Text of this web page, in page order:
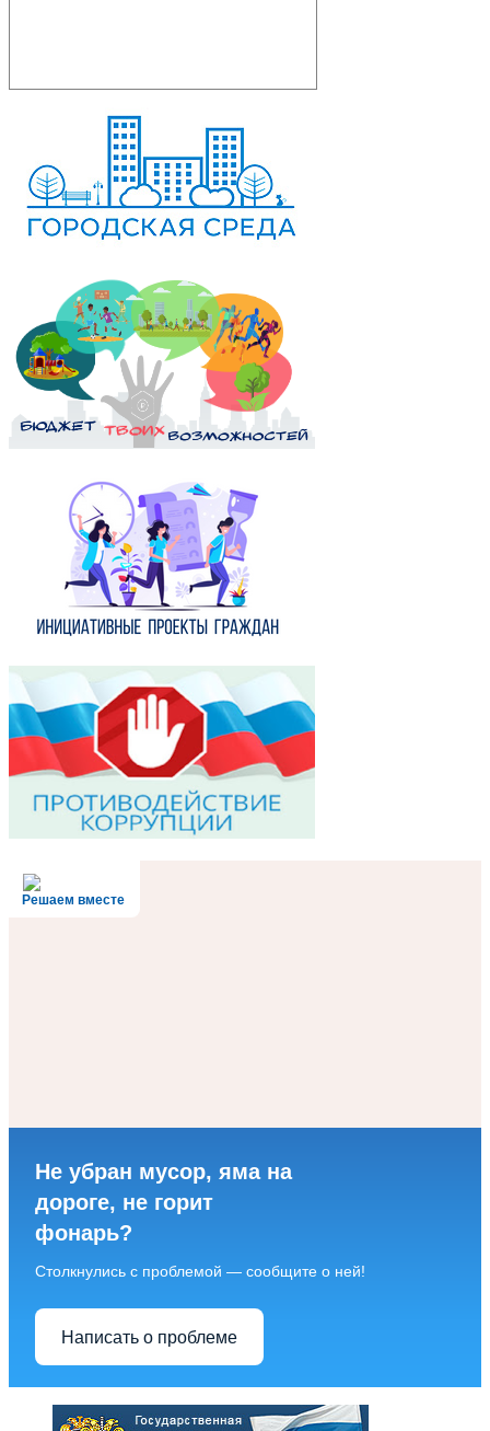
Решаем вместе
Не убран мусор, яма на
дороге, не горит
фонарь?
Столкнулись с проблемой — сообщите о ней!
Написать о проблеме